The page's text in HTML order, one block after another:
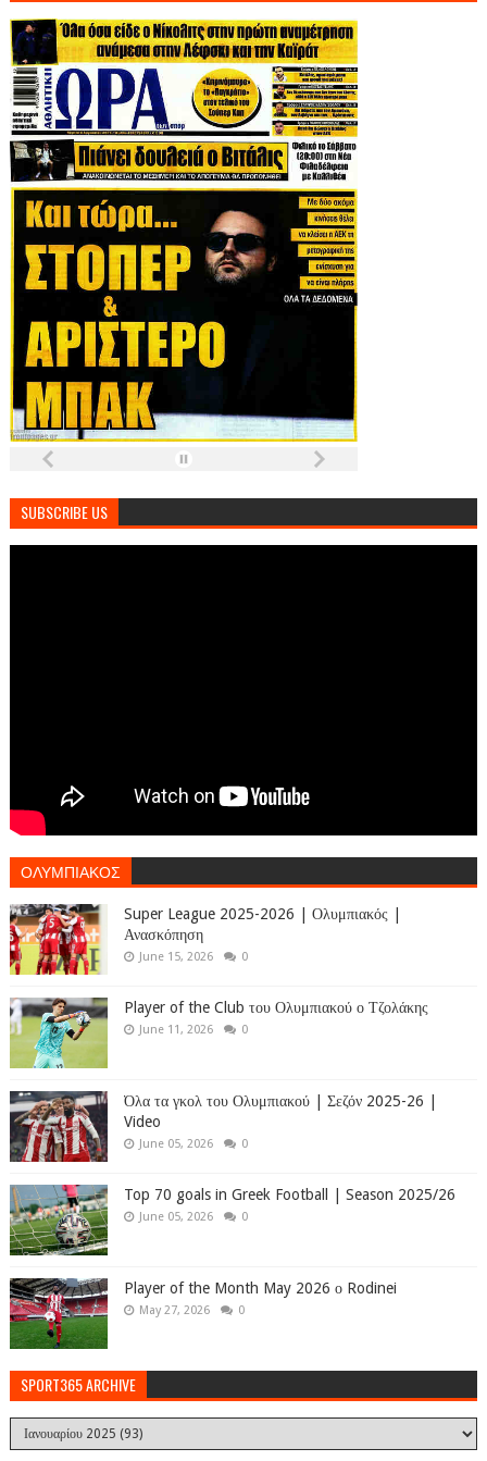
SUBSCRIBE US
ΟΛΥΜΠΙΑΚΟΣ
Super League 2025-2026 | Ολυμπιακός |
Ανασκόπηση
June 15, 2026 0
Player of the Club του Ολυμπιακού ο Τζολάκης
June 11, 2026 0
Όλα τα γκολ του Ολυμπιακού | Σεζόν 2025-26 |
Video
June 05, 2026 0
Top 70 goals in Greek Football | Season 2025/26
June 05, 2026 0
Player of the Month May 2026 ο Rodinei
May 27, 2026 0
SPORT365 ARCHIVE